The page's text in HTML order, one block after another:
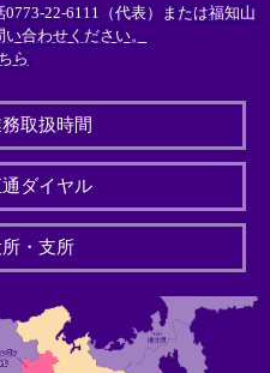
22-6111（代表）または福知山
合わせください。
ら
取扱時間
ダイヤル
・支所